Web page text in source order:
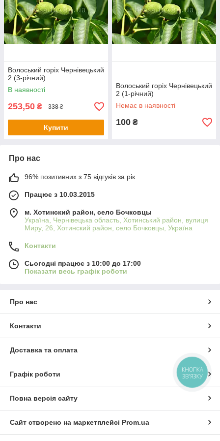
Волоський горіх Чернівецький
2 (3-річний)
В наявності
253,50 ₴ 338 ₴
Купити
Волоський горіх Чернівецький
2 (1-річний)
Немає в наявності
100 ₴
Про нас
96% позитивних з 75 відгуків за рік
Працює з 10.03.2015
м. Хотинский район, село Бочковцы
Україна, Чернівецька область, Хотинський район, вулиця
Миру, 26, Хотинский район, село Бочковцы, Україна
Контакти
Сьогодні працює з 10:00 до 17:00
Показати весь графік роботи
Про нас
Контакти
Доставка та оплата
Графік роботи
Повна версія сайту
Сайт створено на маркетплейсі Prom.ua
КНОПКА
ЗВ'ЯЗКУ